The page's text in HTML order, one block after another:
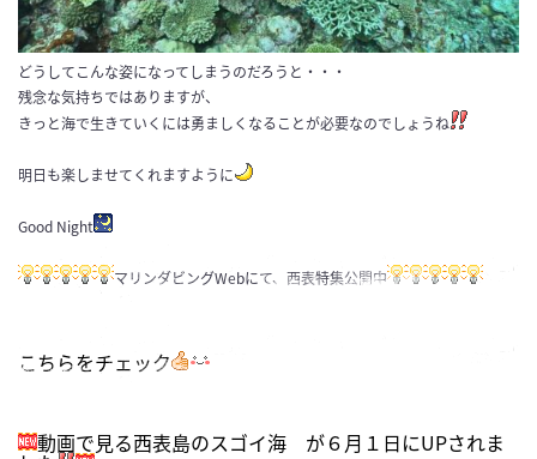
どうしてこんな姿になってしまうのだろうと・・・
残念な気持ちではありますが、
きっと海で生きていくには勇ましくなることが必要なのでしょうね
明日も楽しませてくれますように
Good Night
マリンダビングWebにて、西表特集公開中
こちらをチェック
動画で見る西表島のスゴイ海 が６月１日にUPされま